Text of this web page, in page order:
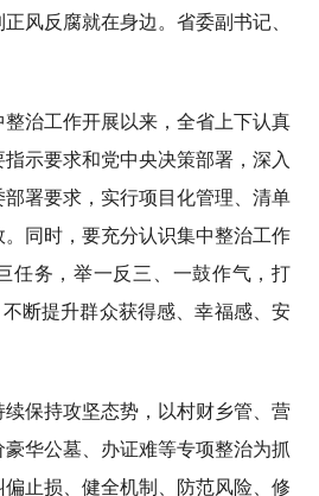
风反腐就在身边。省委副书记、
治工作开展以来，全省上下认真
示要求和党中央决策部署，深入
署要求，实行项目化管理、清单
同时，要充分认识集中整治工作
任务，举一反三、一鼓作气，打
不断提升群众获得感、幸福感、安
保持攻坚态势，以村财乡管、营
华公墓、办证难等专项整治为抓
止损、健全机制、防范风险、修